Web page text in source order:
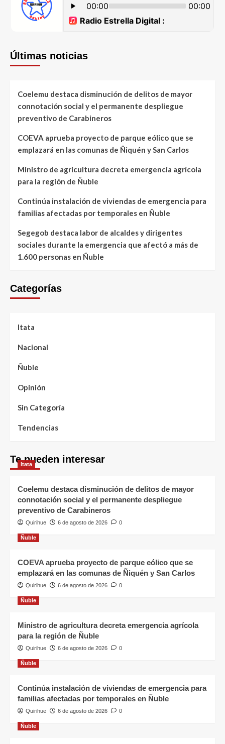
Últimas noticias
Coelemu destaca disminución de delitos de mayor
connotación social y el permanente despliegue
preventivo de Carabineros
COEVA aprueba proyecto de parque eólico que se
emplazará en las comunas de Ñiquén y San Carlos
Ministro de agricultura decreta emergencia agrícola
para la región de Ñuble
Continúa instalación de viviendas de emergencia para
familias afectadas por temporales en Ñuble
Segegob destaca labor de alcaldes y dirigentes
sociales durante la emergencia que afectó a más de
1.600 personas en Ñuble
Categorías
Itata
Nacional
Ñuble
Opinión
Sin Categoría
Tendencias
Te pueden interesar
Itata
Coelemu destaca disminución de delitos de mayor
connotación social y el permanente despliegue
preventivo de Carabineros
Quirihue 6 de agosto de 2026 0
Ñuble
COEVA aprueba proyecto de parque eólico que se
emplazará en las comunas de Ñiquén y San Carlos
Quirihue 6 de agosto de 2026 0
Ñuble
Ministro de agricultura decreta emergencia agrícola
para la región de Ñuble
Quirihue 6 de agosto de 2026 0
Ñuble
Continúa instalación de viviendas de emergencia para
familias afectadas por temporales en Ñuble
Quirihue 6 de agosto de 2026 0
Ñuble